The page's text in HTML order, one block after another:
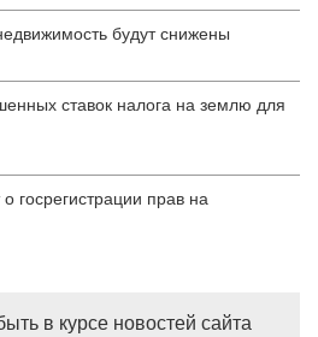
будут снижены
ставок налога на землю для
госрегистрации прав на
в курсе новостей сайта